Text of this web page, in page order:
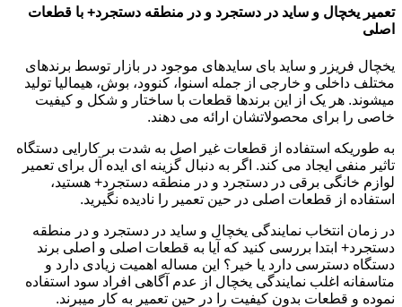
تعمیر یخچال و ساید در دستجرد و در منطقه دستجرد+ با قطعات
اصلی
یخچال فریزر و ساید بای سایدهای موجود در بازار توسط برندهای
مختلف داخلی و خارجی از جمله اسنوا، کنوود، بوش، هیمالیا تولید
میشوند. هر یک از این برندها قطعات با ساختار و شکل و کیفیت
خاصی را برای محصولاتشان ارائه می دهند.
به طوریکه استفاده از قطعات غیر اصل به شدت بر کارایی دستگاه
تاثیر منفی ایجاد می کند. اگر به دنبال گزینه ای ایده آل برای تعمیر
لوازم خانگی برقی در دستجرد و در منطقه دستجرد+ هستید،
استفاده از قطعات اصلی در حین تعمیر را نادیده نگیرید.
در زمان انتخاب نمایندگی یخچال و ساید در دستجرد و در منطقه
دستجرد+ ابتدا بررسی کنید که آیا به قطعات اصلی و اصلی برند
دستگاه دسترسی دارد یا خیر؟ این مساله اهمیت زیادی دارد و
متاسفانه اغلب نمایندگی یخچال از عدم آگاهی افراد سود استفاده
نموده و قطعات بدون کیفیت را در حین تعمیر به کار میبرند.